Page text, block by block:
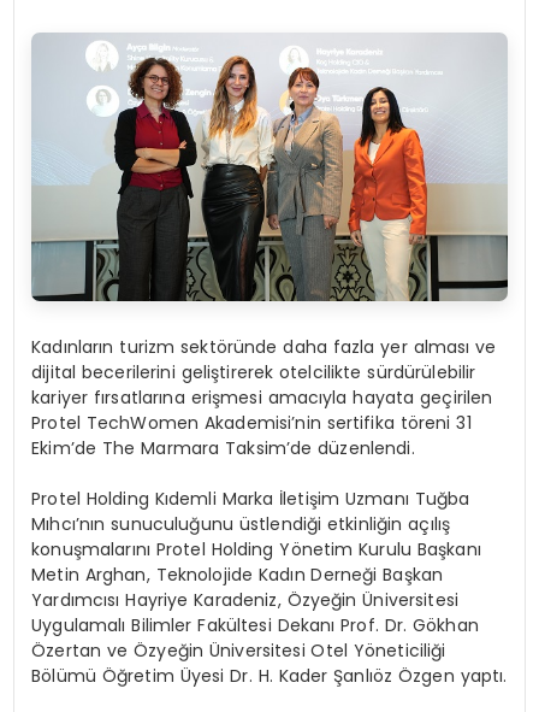
Kadınların turizm sektöründe daha fazla yer alması ve
dijital becerilerini geliştirerek otelcilikte sürdürülebilir
kariyer fırsatlarına erişmesi amacıyla hayata geçirilen
Protel TechWomen Akademisi’nin sertifika töreni 31
Ekim’de The Marmara Taksim’de düzenlendi.
Protel Holding Kıdemli Marka İletişim Uzmanı Tuğba
Mıhcı’nın sunuculuğunu üstlendiği etkinliğin açılış
konuşmalarını Protel Holding Yönetim Kurulu Başkanı
Metin Arghan, Teknolojide Kadın Derneği Başkan
Yardımcısı Hayriye Karadeniz, Özyeğin Üniversitesi
Uygulamalı Bilimler Fakültesi Dekanı Prof. Dr. Gökhan
Özertan ve Özyeğin Üniversitesi Otel Yöneticiliği
Bölümü Öğretim Üyesi Dr. H. Kader Şanlıöz Özgen yaptı.